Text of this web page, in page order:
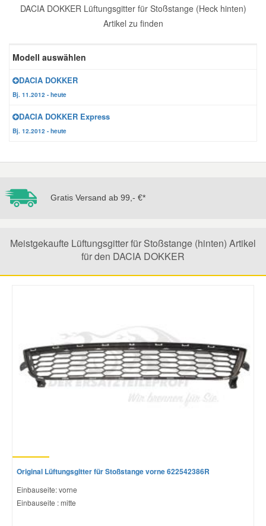
DACIA DOKKER Lüftungsgitter für Stoßstange (Heck hinten)
Artikel zu finden
Modell auswählen
DACIA DOKKER
Bj. 11.2012 - heute
DACIA DOKKER Express
Bj. 12.2012 - heute
Gratis Versand ab 99,- €*
Meistgekaufte Lüftungsgitter für Stoßstange (hinten) Artikel
für den DACIA DOKKER
Original Lüftungsgitter für Stoßstange vorne 622542386R
Einbauseite: vorne
Einbauseite : mitte
Scheibenreinigung
Zündanlage und Glühanlage
Reparatur-Zubehör
Karosserie Werkzeug
Schlüsselgehäuse
Werkstattbedarf
Winter-Autozubehör
Daewoo Ersatzteile
Daihatsu Ersatzteile
Honda Ersatzteile
Jeep Ersatzteile
Lancia Ersatzteile
Mini Ersatzteile
Seat Ersatzteile